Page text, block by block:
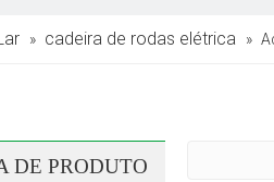
» cadeira de rodas elétrica »
DE PRODUTO